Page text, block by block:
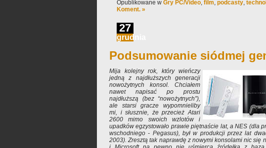
Opublikowane w Gry PC/Video, film, podcasty,
Koment. »
27
grudnia
Podsumowanie siódmej
Mija kolejny rok, który wieńczy
jedną z najdłuższych generacji
nowożytnych konsol. Chciałem
nawet napisać po prostu
najdłuższą (bez “nowożytnych”),
ale starsi gracze wypomnieliby
mi, i słusznie, że przecież Atari
2600 mimo swoich wzlotów i
upadków egzystowało prawie piętnaście lat, a NES (dla
wschodniego - Pegasus), był w produkcji przez lat
2003). Zresztą tak naprawdę z nowymi konsolami nic się